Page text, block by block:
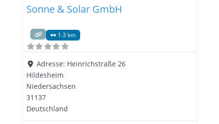
Sonne & Solar GmbH
1.3 km
Adresse: Heinrichstraße 26
Hildesheim
Niedersachsen
31137
Deutschland